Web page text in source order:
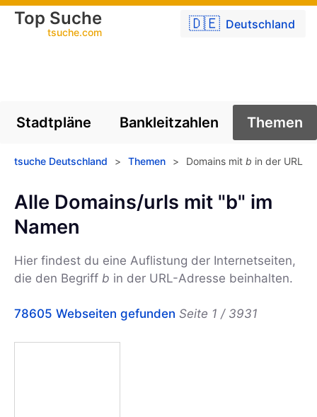
🇩🇪 Deutschland
Top Suche
tsuche.com
Stadtpläne Bankleitzahlen Themen
tsuche Deutschland > Themen > Domains mit b in der URL
Alle Domains/urls mit "b" im
Namen
Hier findest du eine Auflistung der Internetseiten,
die den Begriff b in der URL-Adresse beinhalten.
78605 Webseiten gefunden Seite 1 / 3931